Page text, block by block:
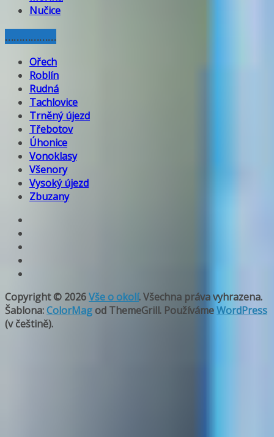
Nučice
………………
Ořech
Roblín
Rudná
Tachlovice
Trněný újezd
Třebotov
Úhonice
Vonoklasy
Všenory
Vysoký újezd
Zbuzany
Copyright © 2026Vše o okolí. Všechna práva vyhrazena.
Šablona:ColorMag od ThemeGrill. PoužívámeWordPress
(v češtině).